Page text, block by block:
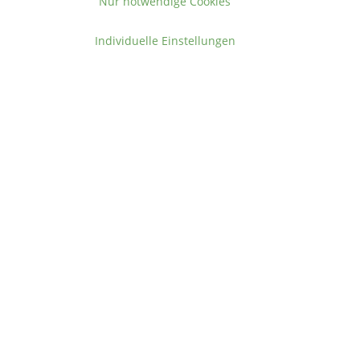
Individuelle Einstellungen